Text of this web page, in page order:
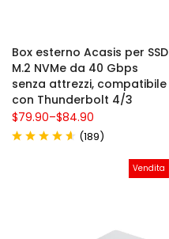
Box esterno Acasis per SSD
M.2 NVMe da 40 Gbps
senza attrezzi, compatibile
con Thunderbolt 4/3
$79.90–$84.90
(189)
Vendita